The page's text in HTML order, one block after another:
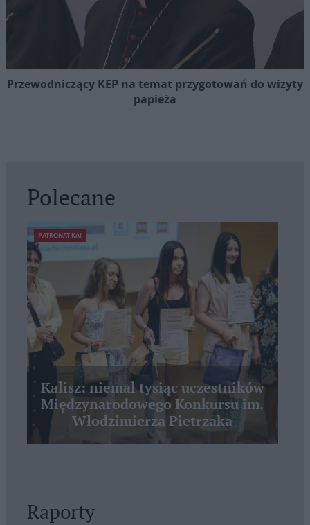
Przewodniczący KEP na temat przygotowań do wizyty
papieża
Polecane
PATRONAT KAI
Kalisz: niemal tysiąc uczestników
Międzynarodowego Konkursu im.
Włodzimierza Pietrzaka
Raporty